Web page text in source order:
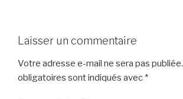
Laisser un commentaire
Votre adresse e-mail ne sera pas publiée.
obligatoires sont indiqués avec *